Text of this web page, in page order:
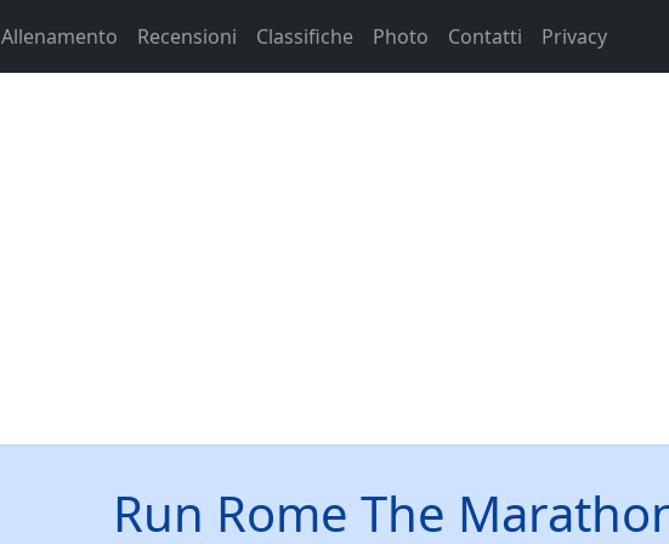
Allenamento Recensioni Classifiche Photo Contatti Privacy
Run Rome The